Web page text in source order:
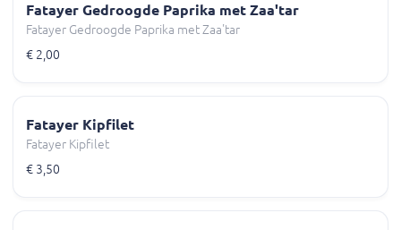
Fatayer Gedroogde Paprika met Zaa'tar
Fatayer Gedroogde Paprika met Zaa'tar
€ 2,00
Fatayer Kipfilet
Fatayer Kipfilet
€ 3,50